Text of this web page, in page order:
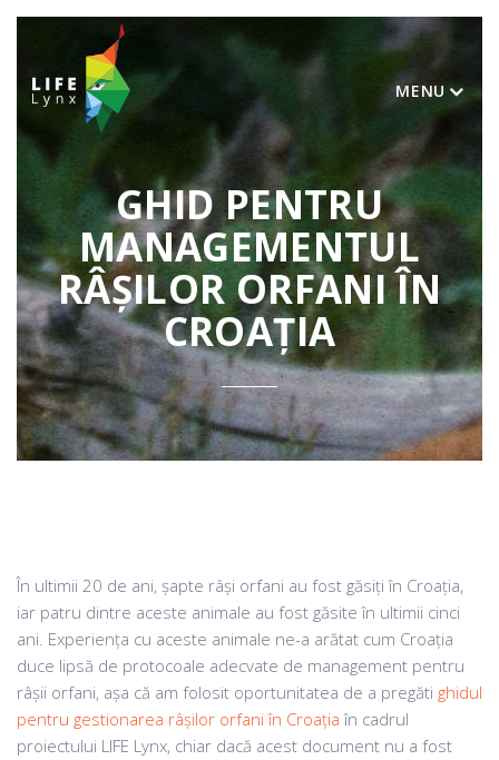
MENU
GHID PENTRU
MANAGEMENTUL
RÂȘILOR ORFANI ÎN
CROAȚIA
În ultimii 20 de ani, șapte râși orfani au fost găsiți în Croația,
iar patru dintre aceste animale au fost găsite în ultimii cinci
ani. Experiența cu aceste animale ne-a arătat cum Croația
duce lipsă de protocoale adecvate de management pentru
râșii orfani, așa că am folosit oportunitatea de a pregăti ghidul
pentru gestionarea râșilor orfani în Croația în cadrul
proiectului LIFE Lynx, chiar dacă acest document nu a fost